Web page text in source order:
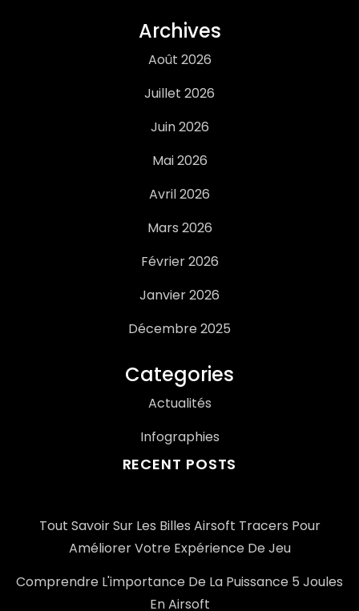
Archives
Août 2026
Juillet 2026
Juin 2026
Mai 2026
Avril 2026
Mars 2026
Février 2026
Janvier 2026
Décembre 2025
Categories
Actualités
Infographies
RECENT POSTS
Tout Savoir Sur Les Billes Airsoft Tracers Pour
Améliorer Votre Expérience De Jeu
Comprendre L'importance De La Puissance 5 Joules
En Airsoft